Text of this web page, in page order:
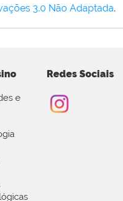
3.0 Não Adaptada.
e
Redes Sociais